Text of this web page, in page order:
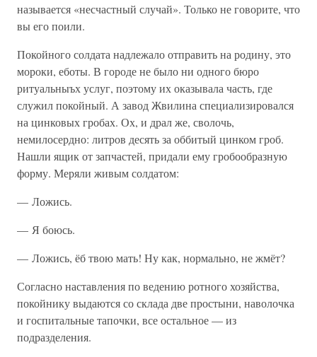
называется «несчастный случай». Только не говорите, что
вы его поили.
Покойного солдата надлежало отправить на родину, это
мороки, еботы. В городе не было ни одного бюро
ритуальныъх услуг, поэтому их оказывала часть, где
служил покойный. А завод Жвилина специализировался
на цинковых гробах. Ох, и драл же, сволочь,
немилосердно: литров десять за оббитый цинком гроб.
Нашли ящик от запчастей, придали ему гробообразную
форму. Меряли живым солдатом:
— Ложись.
— Я боюсь.
— Ложись, ёб твою мать! Ну как, нормально, не жмёт?
Согласно наставления по ведению ротного хозяйства,
покойнику выдаются со склада две простыни, наволочка
и госпитальные тапочки, все остальное — из
подразделения.